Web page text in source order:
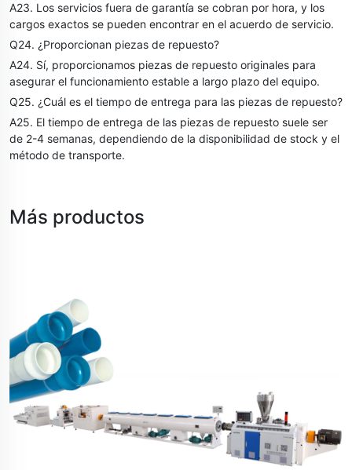
A23. Los servicios fuera de garantía se cobran por hora, y los
cargos exactos se pueden encontrar en el acuerdo de servicio.
Q24. ¿Proporcionan piezas de repuesto?
A24. Sí, proporcionamos piezas de repuesto originales para
asegurar el funcionamiento estable a largo plazo del equipo.
Q25. ¿Cuál es el tiempo de entrega para las piezas de repuesto?
A25. El tiempo de entrega de las piezas de repuesto suele ser
de 2-4 semanas, dependiendo de la disponibilidad de stock y el
método de transporte.
Más productos